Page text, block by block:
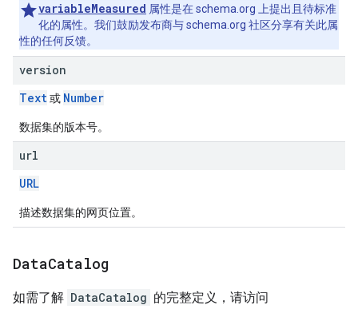
variableMeasured 属性是在 schema.org 上提出且待标准
化的属性。我们鼓励发布商与 schema.org 社区分享有关此属
性的任何反馈。
version
Text或 Number
数据集的版本号。
url
URL
描述数据集的网页位置。
DataCatalog
如需了解 DataCatalog 的完整定义，请访问